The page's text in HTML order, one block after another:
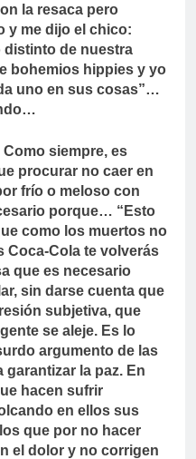
la resaca pero
y me dijo el chico:
distinto de nuestra
bohemios hippies y yo
uno en sus cosas”…
siempre, es
procurar no caer en
frío o meloso con
porque… “Esto
como los muertos no
Coca-Cola te volverás
que es necesario
sin darse cuenta que
subjetiva, que
se aleje. Es lo
argumento de las
la paz. En
hacen sufrir
en ellos sus
que por no hacer
el dolor y no corrigen